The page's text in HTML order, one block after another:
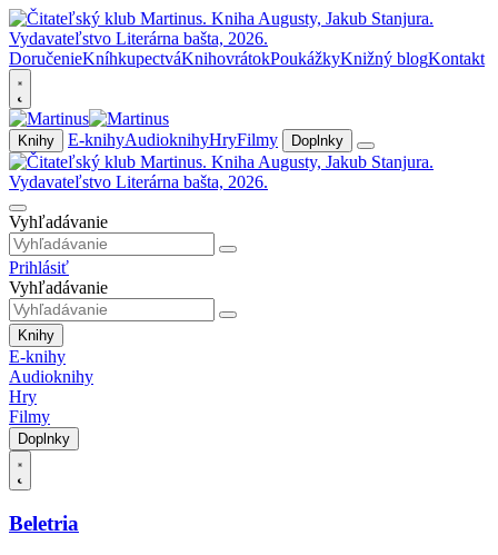
DoručenieKníhkupectváKnihovrátokPoukážkyKnižný blogKontakt
Knihy E-knihyAudioknihyHryFilmy Doplnky
Vyhľadávanie
Prihlásiť
Vyhľadávanie
Knihy
E-knihy
Audioknihy
Hry
Filmy
Doplnky
Beletria